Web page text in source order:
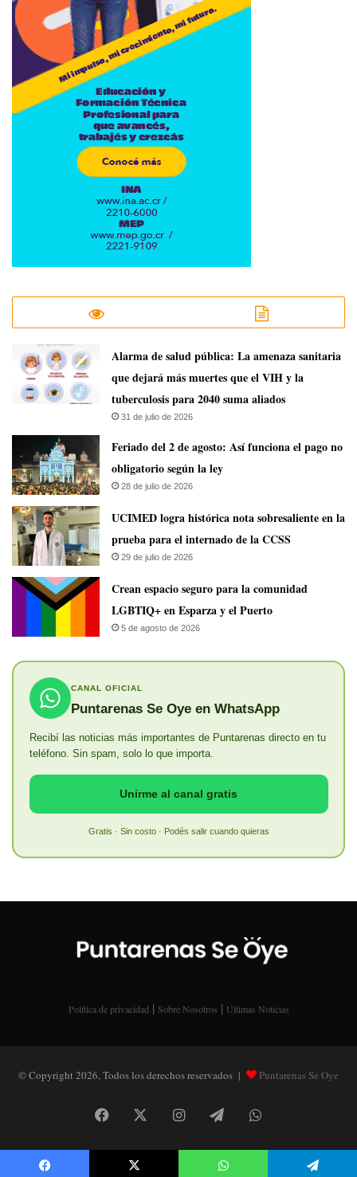
​Alarma de salud pública: La amenaza sanitaria
que dejará más muertes que el VIH y la
tuberculosis para 2040 suma aliados
31 de julio de 2026
Feriado del 2 de agosto: Así funciona el pago no
obligatorio según la ley
28 de julio de 2026
UCIMED logra histórica nota sobresaliente en la
prueba para el internado de la CCSS
29 de julio de 2026
Crean espacio seguro para la comunidad
LGBTIQ+ en Esparza y el Puerto
5 de agosto de 2026
CANAL OFICIAL
Puntarenas Se Oye en WhatsApp
Recibí las noticias más importantes de Puntarenas directo en tu
teléfono. Sin spam, solo lo que importa.
Unirme al canal gratis
Gratis · Sin costo · Podés salir cuando quieras
Política de privacidad | Sobre Nosotros | Últimas Noticias
© Copyright 2026, Todos los derechos reservados | Puntarenas Se Oye
Facebook InstagramTelegramWhatsApp